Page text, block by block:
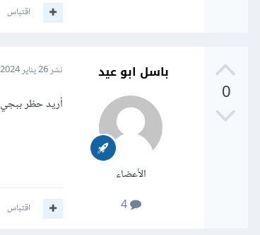
اقتباس
0
باسل ابو عيد
الأعضاء
4
نشر26 يناير 2024
أريد حظر ببجي mobile عن الهواتف المتصلة بالراوتر من نوع TD-W8961N
اقتباس